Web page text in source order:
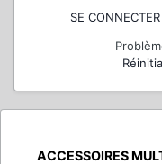
SE
ACCESSOIRES